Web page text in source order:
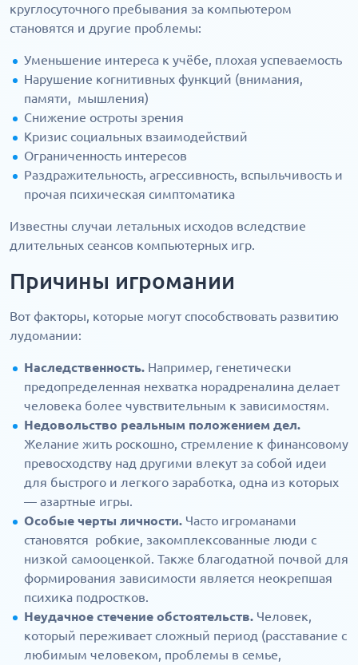
круглосуточного пребывания за компьютером
становятся и другие проблемы:
Уменьшение интереса к учёбе, плохая успеваемость
Нарушение когнитивных функций (внимания,
памяти, мышления)
Снижение остроты зрения
Кризис социальных взаимодействий
Ограниченность интересов
Раздражительность, агрессивность, вспыльчивость и
прочая психическая симптоматика
Известны случаи летальных исходов вследствие
длительных сеансов компьютерных игр.
Причины игромании
Вот факторы, которые могут способствовать развитию
лудомании:
Наследственность. Например, генетически
предопределенная нехватка норадреналина делает
человека более чувствительным к зависимостям.
Недовольство реальным положением дел.
Желание жить роскошно, стремление к финансовому
превосходству над другими влекут за собой идеи
для быстрого и легкого заработка, одна из которых
— азартные игры.
Особые черты личности. Часто игроманами
становятся робкие, закомплексованные люди с
низкой самооценкой. Также благодатной почвой для
формирования зависимости является неокрепшая
психика подростков.
Неудачное стечение обстоятельств. Человек,
который переживает сложный период (расставание с
любимым человеком, проблемы в семье,